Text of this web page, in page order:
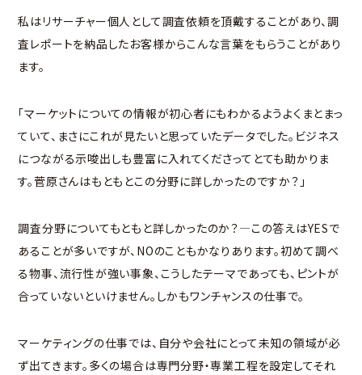
私はリサーチャー個人として調査依頼を頂戴することがあり、調
査レポートを納品したお客様からこんな言葉をもらうことがあり
ます。
「マーケットについての情報が初心者にもわかるようよくまとまっ
ていて、まさにこれが見たいと思っていたデータでした。ビジネス
につながる示唆出しも豊富に入れてくださってとても助かりま
す。菅原さんはもともとこの分野に詳しかったのですか？」
調査分野についてもともと詳しかったのか？―この答えはYESで
あることが多いですが、NOのこともかなりあります。初めて調べ
る物事、流行性が強い事象、こうしたテーマであっても、ピントが
合っていないといけません。しかもワンチャンスの仕事で。
マーケティングの仕事では、自分や会社にとって未知の領域が必
ず出てきます。多くの場合は専門分野・専業工程を設定してそれ